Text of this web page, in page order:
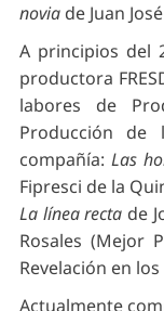
noviade Juan
A principios del
productora
labores de
Producción de
compañía: Las
Fipresci de la
La línea recta de
Rosales (Mejor
Revelación en
Actualmente